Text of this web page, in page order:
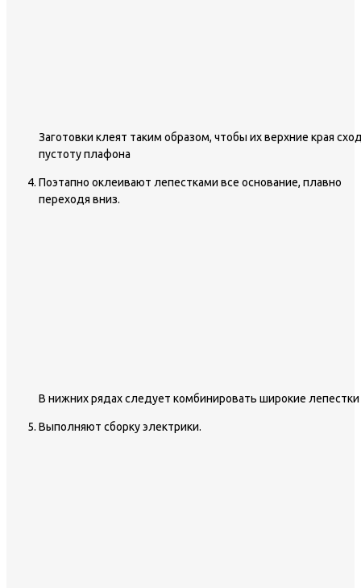
Заготовки клеят таким образом, чтобы их верхние края
пустоту плафона
Поэтапно оклеивают лепестками все основание, плавно
переходя вниз.
В нижних рядах следует комбинировать широкие лепестки
Выполняют сборку электрики.